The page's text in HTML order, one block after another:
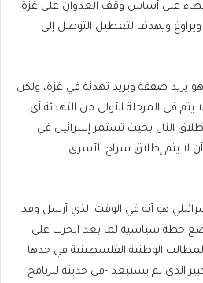
على أساس وقف العدوان على غزة
ويراوغ ويهدف لتعطيل التوصل إلى
يريد صفقة ويريد تهدئة في غزة، ولكن
في المرحلة الأولى من التهدئة أي
النار، بحيث تستمر إسرائيل في
لا يتم إطلاق سراح الأسرى
هو أنه في الوقت الذي أرسل وفدا
خطة سياسية لما بعد الحرب على
الوطنية الفلسطينية في حدها
الذي لم يستبعد -في حديثه لبرنامج